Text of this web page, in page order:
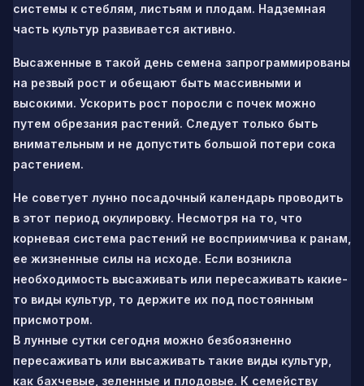
системы к стеблям, листьям и плодам. Надземная
часть культур развивается активно.
Высаженные в такой день семена запрограммированы
на резвый рост и обещают быть массивными и
высокими. Ускорить рост поросли с почек можно
путем обрезания растений. Следует только быть
внимательным и не допустить большой потери сока
растением.
Не советует лунно посадочный календарь проводить
в этот период окулировку. Несмотря на то, что
корневая система растений не восприимчива к ранам,
ее жизненные силы на исходе. Если возникла
необходимость высаживать или пересаживать какие-
то виды культур, то держите их под постоянным
присмотром.
В лунные сутки сегодня можно безбоязненно
пересаживать или высаживать такие виды культур,
как бахчевые, зеленные и плодовые. К семейству